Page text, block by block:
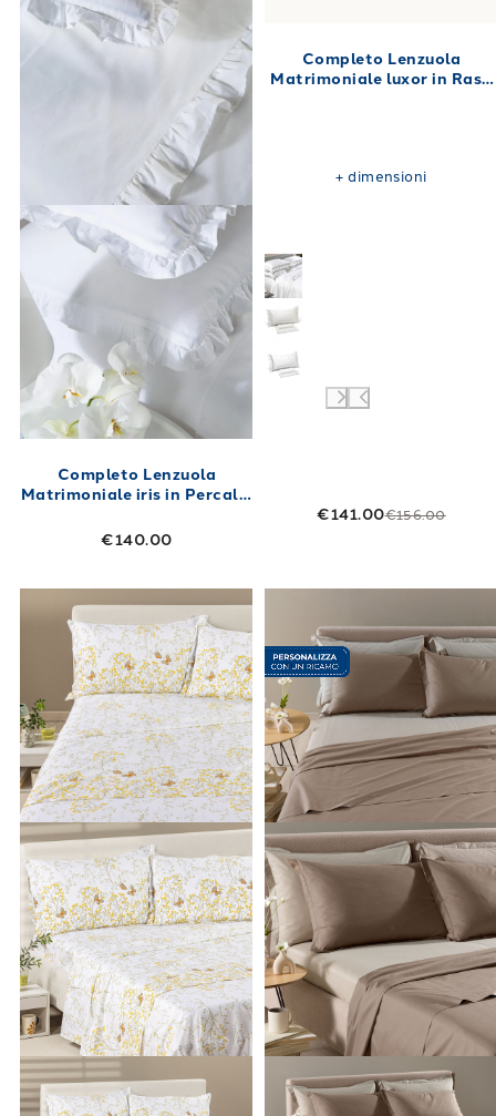
Completo Lenzuola
Matrimoniale iris in Percalle
€140.00
Completo Lenzuola
Matrimoniale luxor in Raso
€141.00€156.00
+dimensioni